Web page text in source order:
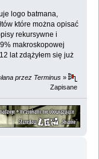
logo batmana,
które można opisać
rekursywne i
makroskopowej
lat zdążyłem się już
przez Terminus »
Zapisane